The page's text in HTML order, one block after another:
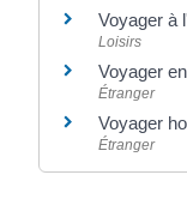
Voyager à
Loisirs
Voyager
Étranger
Voyager
Étranger